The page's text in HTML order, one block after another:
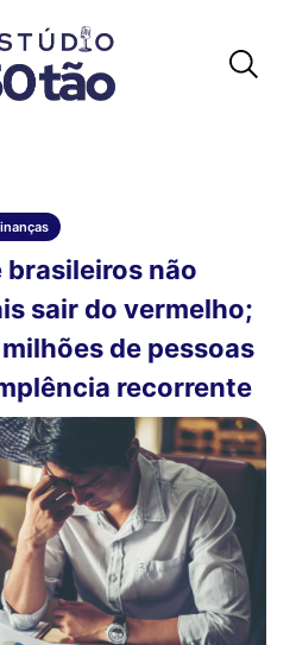
brasileiros não
sair do vermelho;
de pessoas
recorrente